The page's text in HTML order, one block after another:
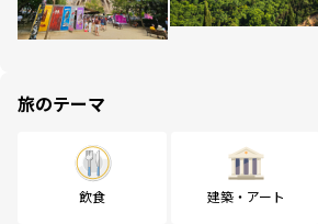
旅のテーマ
飲食 建築・アート